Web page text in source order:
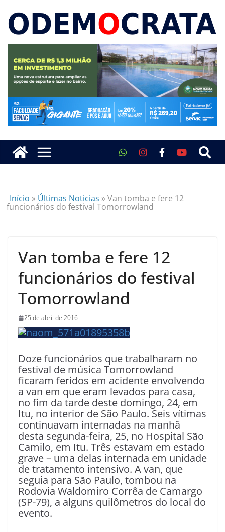
Início » Últimas Noticias »Van tomba e fere 12
funcionários do festival Tomorrowland
Van tomba e fere 12
funcionários do festival
Tomorrowland
25 de abril de 2016
Doze funcionários que trabalharam no
festival de música Tomorrowland
ficaram feridos em acidente envolvendo
a van em que eram levados para casa,
no fim da tarde deste domingo, 24, em
Itu, no interior de São Paulo. Seis vítimas
continuavam internadas na manhã
desta segunda-feira, 25, no Hospital São
Camilo, em Itu. Três estavam em estado
grave – uma delas internada em unidade
de tratamento intensivo. A van, que
seguia para São Paulo, tombou na
Rodovia Waldomiro Corrêa de Camargo
(SP-79), a alguns quilômetros do local do
evento.